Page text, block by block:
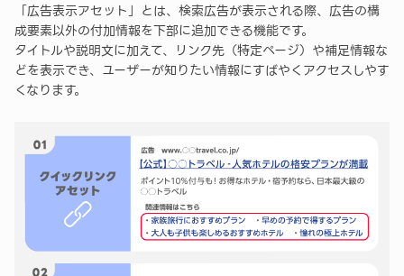
「広告表示アセット」とは、検索広告が表示される際、広告の構
成要素以外の付加情報を下部に追加できる機能です。
タイトルや説明文に加えて、リンク先（特定ページ）や補足情報な
どを表示でき、ユーザーが知りたい情報にすばやくアクセスしやす
くなります。